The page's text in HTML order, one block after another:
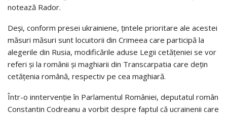
notează Rador.
Deși, conform presei ukrainiene, țintele prioritare ale acestei
măsuri măsuri sunt locuitorii din Crimeea care participă la
alegerile din Rusia, modificările aduse Legii cetățeniei se vor
referi și la românii și maghiarii din Transcarpatia care dețin
cetățenia română, respectiv pe cea maghiară.
Într-o inntervenție în Parlamentul României, deputatul român
Constantin Codreanu a vorbit despre faptul că ucrainenii care